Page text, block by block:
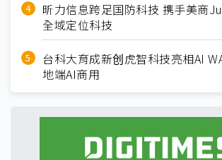
昕力信息跨足国防科技 携手美商
全域定位科技
台科大育成新创虎智科技亮相AI
地端AI商用